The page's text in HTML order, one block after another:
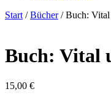
Start /Bücher/ Buch: Vital
Buch: Vital
15,00 €